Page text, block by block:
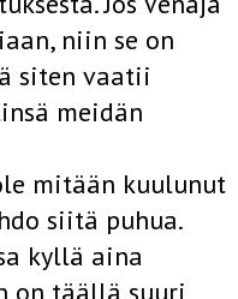
niin se on
siten vaatii
meidän
mitään kuulunut
siitä puhua.
kyllä aina
on täällä suuri